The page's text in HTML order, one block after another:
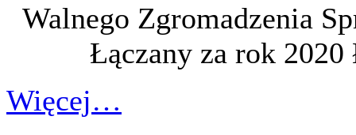
Walnego Zgromadzenia
Łączany za rok 2020
Więcej…